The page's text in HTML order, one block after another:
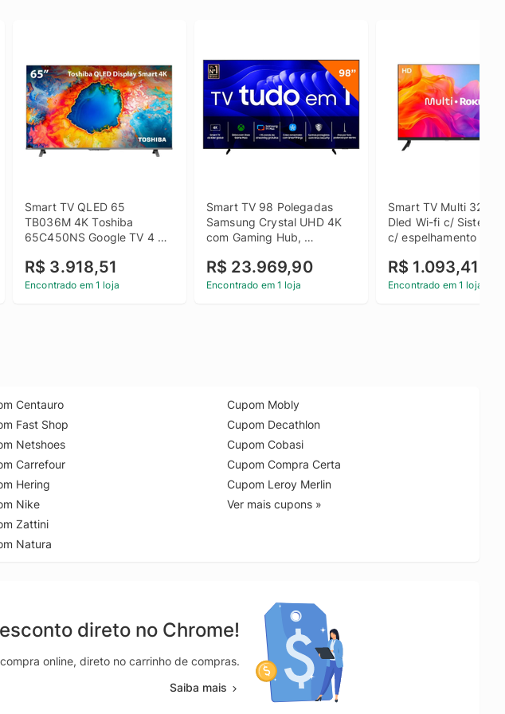
Smart TV QLED 65
TB036M 4K Toshiba
65C450NS Google TV 4
R$ 3.918,51
Encontrado em 1 loja
Smart TV 98 Polegadas
Samsung Crystal UHD 4K
com Gaming Hub,
R$ 23.969,90
Encontrado em 1 loja
Smart TV Multi 32'
Dled Wi-fi c/ Sistema
c/ espelhamento de
R$ 1.093,41
Encontrado em 1 loja
Centauro
Fast Shop
Netshoes
Carrefour
Hering
Nike
Zattini
Natura
Cupom Mobly
Cupom Decathlon
Cupom Cobasi
Cupom Compra Certa
Cupom Leroy Merlin
Ver mais cupons »
direto no Chrome!
online, direto no carrinho de compras.
Saiba mais